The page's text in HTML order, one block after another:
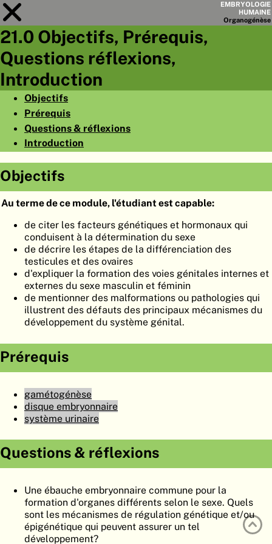
EMBRYOLOGIE
HUMAINE
Organogénèse
Module
ACCUEIL
EMBRYO
ATLASEMBRYOLOGY
RECHERCHER
21.0 Objectifs, Prérequis,
Questions réflexions,
Introduction
Objectifs
Prérequis
Questions & réflexions
Introduction
Objectifs
Au terme de ce module, l'étudiant est capable:
de citer les facteurs génétiques et hormonaux qui
conduisent à la détermination du sexe
de décrire les étapes de la différenciation des
testicules et des ovaires
d'expliquer la formation des voies génitales internes et
externes du sexe masculin et féminin
de mentionner des malformations ou pathologies qui
illustrent des défauts des principaux mécanismes du
développement du système génital.
Prérequis
gamétogénèse
disque embryonnaire
système urinaire
Questions & réflexions
Une ébauche embryonnaire commune pour la
formation d'organes différents selon le sexe. Quels
sont les mécanismes de régulation génétique et/ou
épigénétique qui peuvent assurer un tel
développement?